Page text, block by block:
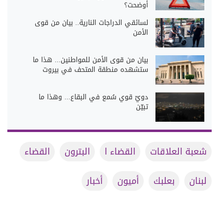
أوضحت؟
لسائقي الدراجات النارية.. بيان من قوى
الأمن
بيان من قوى الأمن للمواطنين... هذا ما
ستشهده منطقة المتحف في بيروت
دويّ قوي سُمع في البقاع... وهذا ما
تبيّن
شعبة العلاقات القضاء ا البترون
القضاء
لبنان
بعلبك أميون أخبار